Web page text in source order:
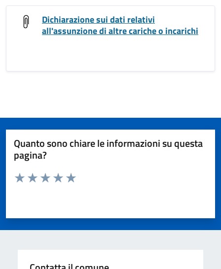
Dichiarazione sui dati relativi
all'assunzione di altre cariche o incarichi
Quanto sono chiare le informazioni su questa
pagina?
Valuta da 1 a 5 stelle la pagina